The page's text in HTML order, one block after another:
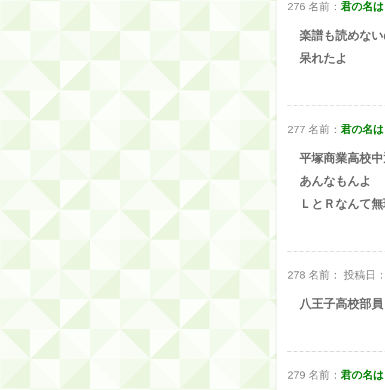
276 名前： 君の名は
楽譜も読めな
呆れたよ
277 名前： 君の名は
平塚商業高校
あんなもんよ
ＬとＲなんて
278 名前： 投稿日
八王子高校部
279 名前： 君の名は